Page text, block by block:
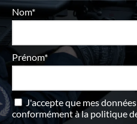
Nom*
Prénom*
J'accepte que mes
conformément àla politique